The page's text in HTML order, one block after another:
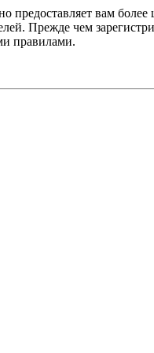
предоставляет вам
Прежде чем
правилами.